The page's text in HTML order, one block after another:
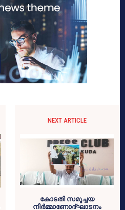
NEXT ARTICLE
കോടതി സമുച്ചയ
നിര്‍മ്മാണോദ്ഘാടനം